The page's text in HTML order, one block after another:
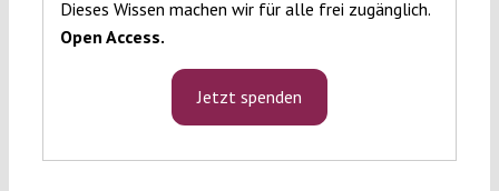
Dieses Wissen machen wir für alle frei zugänglich.
Open Access.
Jetzt spenden